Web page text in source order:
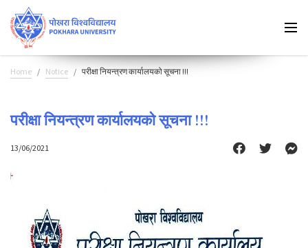
Home Notice परीक्षा नियन्त्रण कार्यालयको सूचना !!!
परीक्षा नियन्त्रण कार्यालयको सूचना !!!
13/06/2021